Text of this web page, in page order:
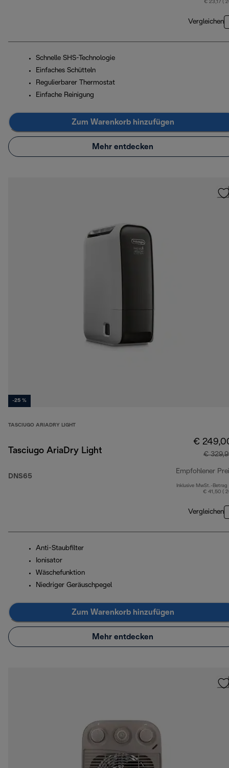
€ 23,17 (
Vergleichen
Schnelle SHS-Technologie
Einfaches Schütteln
Regulierbarer Thermostat
Einfache Reinigung
Zum Warenkorb hinzufügen
Mehr entdecken
-25 %
TASCIUGO ARIADRY LIGHT
Tasciugo AriaDry Light
DNS65
€
€
Empfohlener
Inklusive MwSt.-Betrag
€ 41,50 (
Vergleichen
Anti-Staubfilter
Ionisator
Wäschefunktion
Niedriger Geräuschpegel
Zum Warenkorb hinzufügen
Mehr entdecken